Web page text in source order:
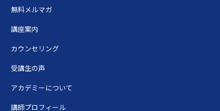
無料メルマガ
講座案内
カウンセリング
受講生の声
アカデミーについて
講師プロフィール